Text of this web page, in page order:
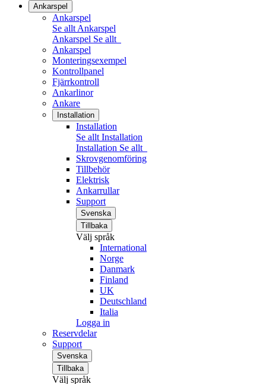
Ankarspel
Ankarspel
Se allt Ankarspel
Ankarspel Se allt
Ankarspel
Monteringsexempel
Kontrollpanel
Fjärrkontroll
Ankarlinor
Ankare
Installation
Installation
Se allt Installation
Installation Se allt
Skrovgenomföring
Tillbehör
Elektrisk
Ankarrullar
Support
Svenska
Tillbaka
Välj språk
International
Norge
Danmark
Finland
UK
Deutschland
Italia
Logga in
Reservdelar
Support
Svenska
Tillbaka
Välj språk